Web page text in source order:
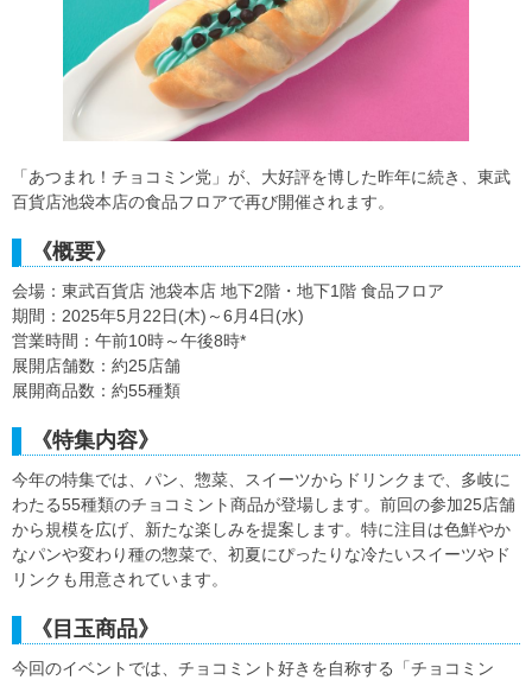
「あつまれ！チョコミン党」が、大好評を博した昨年に続き、東武
百貨店池袋本店の食品フロアで再び開催されます。
《概要》
会場：東武百貨店 池袋本店 地下2階・地下1階 食品フロア
期間：2025年5月22日(木)～6月4日(水)
営業時間：午前10時～午後8時*
展開店舗数：約25店舗
展開商品数：約55種類
《特集内容》
今年の特集では、パン、惣菜、スイーツからドリンクまで、多岐に
わたる55種類のチョコミント商品が登場します。前回の参加25店舗
から規模を広げ、新たな楽しみを提案します。特に注目は色鮮やか
なパンや変わり種の惣菜で、初夏にぴったりな冷たいスイーツやド
リンクも用意されています。
《目玉商品》
今回のイベントでは、チョコミント好きを自称する「チョコミン